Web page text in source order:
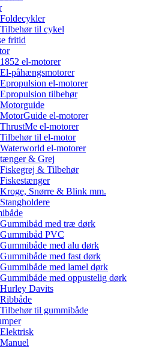
Foldecykler
Tilbehør til cykel
fritid
1852 el-motorer
El-påhængsmotorer
Epropulsion el-motorer
Epropulsion tilbehør
Motorguide
MotorGuide el-motorer
ThrustMe el-motorer
Tilbehør til el-motor
Waterworld el-motorer
& Grej
Fiskegrej & Tilbehør
Fiskestænger
Kroge, Snørre & Blink mm.
Stangholdere
Gummibåd med træ dørk
Gummibåd PVC
Gummibåde med alu dørk
Gummibåde med fast dørk
Gummibåde med lamel dørk
Gummibåde med oppustelig dørk
Hurley Davits
Ribbåde
Tilbehør til gummibåde
Elektrisk
Manuel